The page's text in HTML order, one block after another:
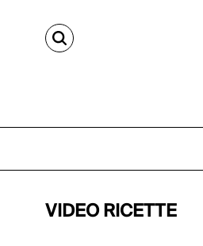
CERCA
VIDEO RICETTE